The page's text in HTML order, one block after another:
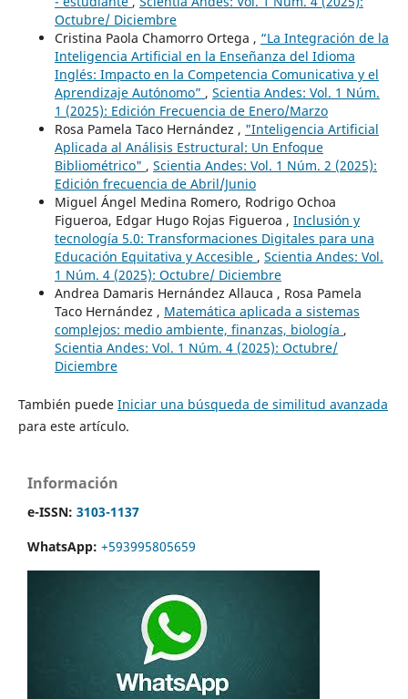
Octubre/ Diciembre
Cristina Paola Chamorro Ortega , “La Integración de la
Inteligencia Artificial en la Enseñanza del Idioma
Inglés: Impacto en la Competencia Comunicativa y el
Aprendizaje Autónomo” , Scientia Andes: Vol. 1 Núm.
1 (2025): Edición Frecuencia de Enero/Marzo
Rosa Pamela Taco Hernández , "Inteligencia Artificial
Aplicada al Análisis Estructural: Un Enfoque
Bibliométrico" , Scientia Andes: Vol. 1 Núm. 2 (2025):
Edición frecuencia de Abril/Junio
Miguel Ángel Medina Romero, Rodrigo Ochoa
Figueroa, Edgar Hugo Rojas Figueroa , Inclusión y
tecnología 5.0: Transformaciones Digitales para una
Educación Equitativa y Accesible , Scientia Andes: Vol.
1 Núm. 4 (2025): Octubre/ Diciembre
Andrea Damaris Hernández Allauca , Rosa Pamela
Taco Hernández , Matemática aplicada a sistemas
complejos: medio ambiente, finanzas, biología ,
Scientia Andes: Vol. 1 Núm. 4 (2025): Octubre/
Diciembre
También puede Iniciar una búsqueda de similitud avanzada
para este artículo.
Información
e-ISSN: 3103-1137
WhatsApp: +593995805659